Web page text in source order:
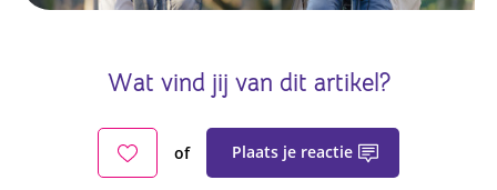
Wat vind jij van dit artikel?
of Plaats je reactie